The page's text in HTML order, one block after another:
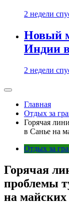
2 недели
Новый
Индии
2 недели
Главная
Отдых за
Горячая
в Санье на
Отдых за
Горячая
проблемы
на майских